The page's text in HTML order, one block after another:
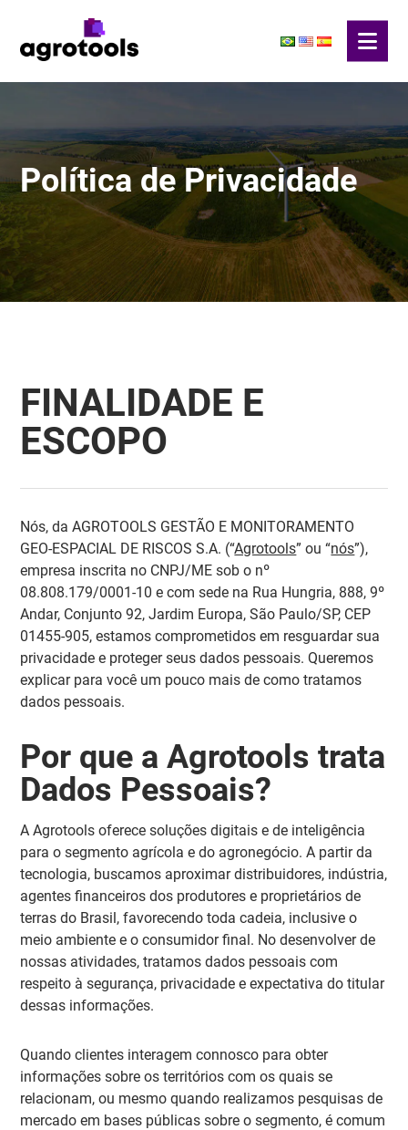
Política de Privacidade
FINALIDADE E
ESCOPO
Nós, da AGROTOOLS GESTÃO E MONITORAMENTO
GEO-ESPACIAL DE RISCOS S.A. (“Agrotools” ou “nós”),
empresa inscrita no CNPJ/ME sob o nº
08.808.179/0001-10 e com sede na Rua Hungria, 888, 9º
Andar, Conjunto 92, Jardim Europa, São Paulo/SP, CEP
01455-905, estamos comprometidos em resguardar sua
privacidade e proteger seus dados pessoais. Queremos
explicar para você um pouco mais de como tratamos
dados pessoais.
Por que a Agrotools trata
Dados Pessoais?
A Agrotools oferece soluções digitais e de inteligência
para o segmento agrícola e do agronegócio. A partir da
tecnologia, buscamos aproximar distribuidores, indústria,
agentes financeiros dos produtores e proprietários de
terras do Brasil, favorecendo toda cadeia, inclusive o
meio ambiente e o consumidor final. No desenvolver de
nossas atividades, tratamos dados pessoais com
respeito à segurança, privacidade e expectativa do titular
dessas informações.
Quando clientes interagem connosco para obter
informações sobre os territórios com os quais se
relacionam, ou mesmo quando realizamos pesquisas de
mercado em bases públicas sobre o segmento, é comum